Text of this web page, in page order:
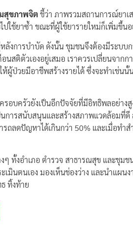
สุขภาพจิต ชี้ว่า ภาพรวมสถานการณ์ยาเ
ใช้ยาซ้ำ ขณะที่ผู้ใช้ยารายใหม่ก็เพิ่มขึ้นอ
การบำบัด ดังนั้น ชุมชนจึงต้องมีระบบก
สติตัวเองอยู่เสมอ เราควรเปลี่ยนจากก
ผู้ป่วยมีอาชีพสร้างรายได้ ซึ่งจะทำเช่นนั้
รอบครัวยังเป็นอีกปัจจัยที่มีอิทธิพลอย่าง
นการสนับสนุนและสร้างสภาพแวดล้อมที่
รถลดปัญหาได้เกินกว่า 50% และเมื่อทำ
ๆ ทั้งอำเภอ ตำรวจ สาธารณสุข และชุม
มินตนเอง มองเห็นช่องว่าง และนำแผน
ทิ้งท้าย